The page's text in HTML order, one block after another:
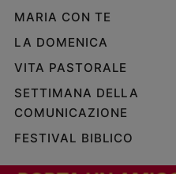
MARIA CON TE
LA DOMENICA
VITA PASTORALE
SETTIMANA DELLA
COMUNICAZIONE
FESTIVAL BIBLICO